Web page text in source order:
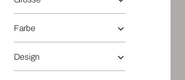
Farbe
Design